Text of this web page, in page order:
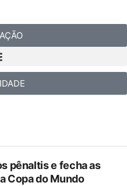
pênaltis e fecha as
Copa do Mundo